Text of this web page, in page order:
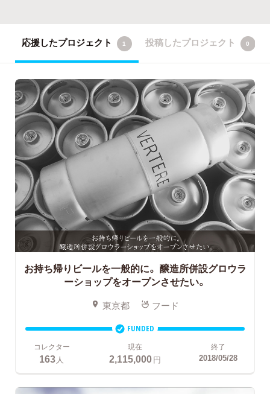
応援したプロジェクト 1 投稿したプロジェクト 0
お持ち帰りビールを一般的に。 醸造所併設グロウラ
ーショップをオープンさせたい。
東京都 フード
FUNDED
コレクター
163 人
現在
2,115,000円
終了
2018/05/28